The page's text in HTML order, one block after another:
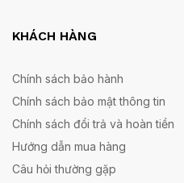
KHÁCH HÀNG
Chính sách bảo hành
Chính sách bảo mật thông tin
Chính sách đổi trả và hoàn tiền
Hướng dẫn mua hàng
Câu hỏi thường gặp